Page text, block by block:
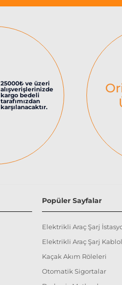
25000₺ ve üzeri
alışverişlerinizde
kargo bedeli
tarafımızdan
karşılanacaktır.
Popüler Sayfalar
Elektrikli Araç Şarj
Elektrikli Araç Şarj
Kaçak Akım Röleleri
Otomatik Sigortalar